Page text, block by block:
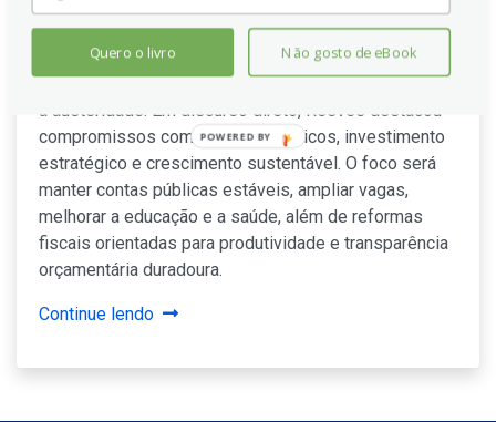
haverá retorno à austeridade
A nova administração afirmou que não haverá retorno
à austeridade. Em discurso direto, Reeves destacou
compromissos com serviços públicos, investimento
estratégico e crescimento sustentável. O foco será
manter contas públicas estáveis, ampliar vagas,
melhorar a educação e a saúde, além de reformas
fiscais orientadas para produtividade e transparência
orçamentária duradoura.
Continue lendo
Quero o livro Não gosto de eBook
POWERED BY